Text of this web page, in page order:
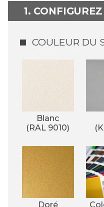
1.
COULEUR DU
Blanc
(RAL 9010)
Doré